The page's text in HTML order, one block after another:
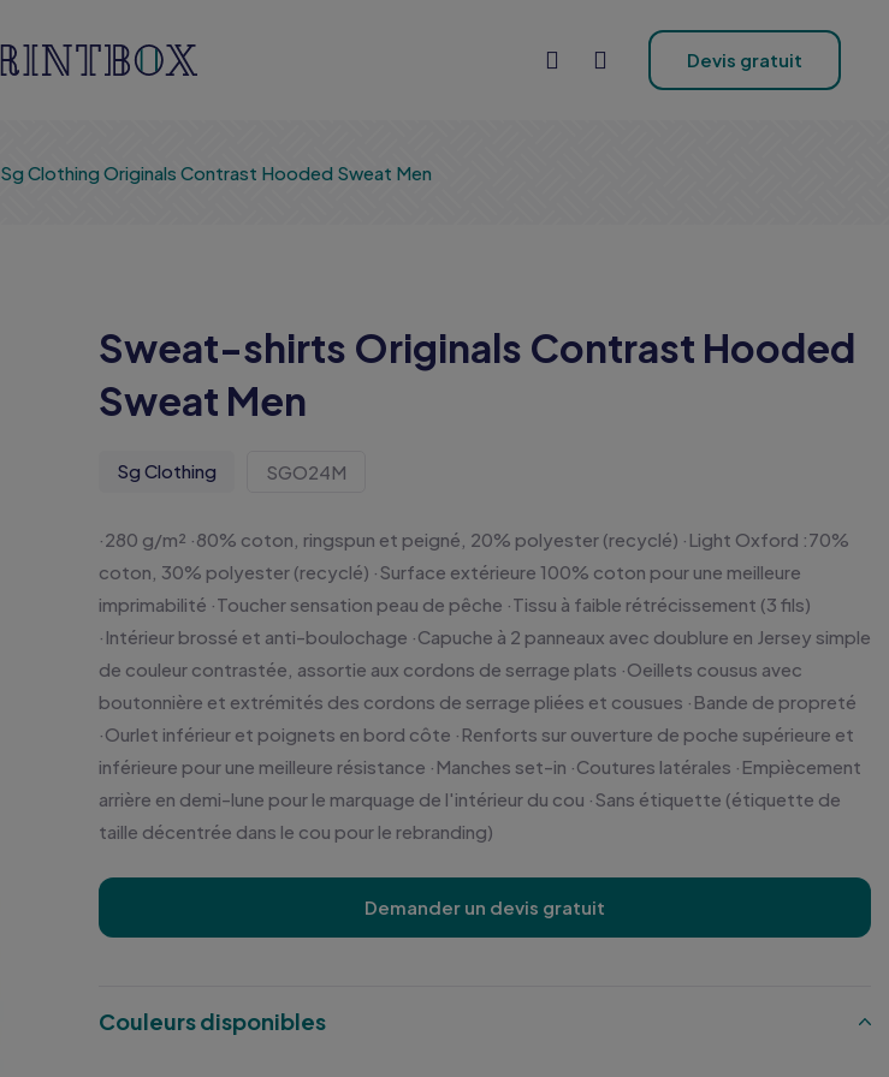
Devis gratuit
Sg Clothing Originals Contrast Hooded Sweat Men
Sweat-shirts Originals Contrast Hooded
Sweat Men
Sg Clothing SGO24M
·280 g/m² ·80% coton, ringspun et peigné, 20% polyester (recyclé) ·Light Oxford :70%
coton, 30% polyester (recyclé) ·Surface extérieure 100% coton pour une meilleure
imprimabilité ·Toucher sensation peau de pêche ·Tissu à faible rétrécissement (3 fils)
·Intérieur brossé et anti-boulochage ·Capuche à 2 panneaux avec doublure en Jersey simple
de couleur contrastée, assortie aux cordons de serrage plats ·Oeillets cousus avec
boutonnière et extrémités des cordons de serrage pliées et cousues ·Bande de propreté
·Ourlet inférieur et poignets en bord côte ·Renforts sur ouverture de poche supérieure et
inférieure pour une meilleure résistance ·Manches set-in ·Coutures latérales ·Empiècement
arrière en demi-lune pour le marquage de l'intérieur du cou ·Sans étiquette (étiquette de
taille décentrée dans le cou pour le rebranding)
Demander un devis gratuit
Couleurs disponibles